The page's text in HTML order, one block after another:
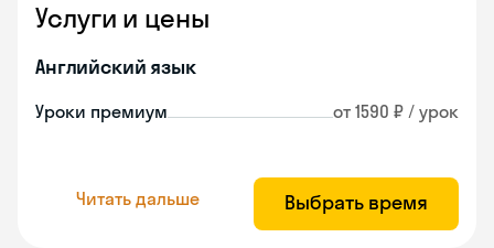
Услуги и цены
Английский язык
Уроки премиум от 1590 ₽ / урок
Читать дальше Выбрать время